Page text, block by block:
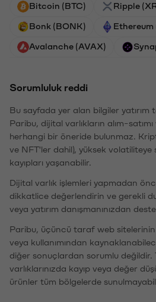
Bitcoin (BTC) Ripple
Bonk (BONK) Ethereum
Avalanche (AVAX)
Sorumluluk reddi
Bu sayfada yer alan bilgiler yatırım
Paribu, dijital varlıkların alım-
herhangi bir öneride bulunmaz.
ve NFT'ler dahil), yüksek
kayıpları yaşanabilir.
Dijital varlık işlemleri yapmadan
dikkatlice değerlendirin ve gerekli
veya yatırım danışmanınızdan
Paribu, üçüncü taraf web
veya kullanımından
diğer sonuçlardan sorumlu değildir.
varlıklarınızda kayıp veya değer
ürünler tüm bölgelerde